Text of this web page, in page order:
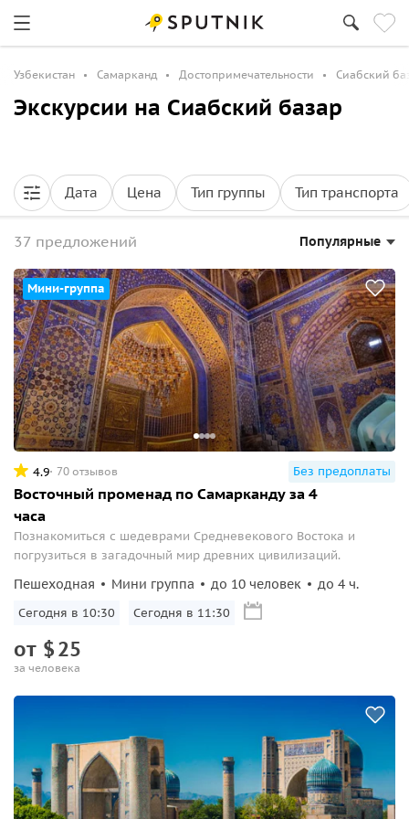
Узбекистан Самарканд Достопримечательности Сиабский
Экскурсии на Сиабский базар
Дата Цена Тип группы Тип транспорта
37 предложений Популярные
Мини-группа
4.9 70 отзывов Без предоплаты
Восточный променад по Самарканду за 4
часа
Познакомиться с шедеврами Средневекового Востока и
погрузиться в загадочный мир древних цивилизаций.
Пешеходная Мини группа до 10 человек до 4 ч.
Сегодня в 10:30 Сегодня в 11:30
от $25
за человека